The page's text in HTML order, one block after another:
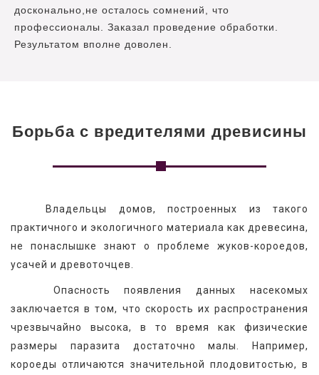
досконально,не осталось сомнений, что
профессионалы. Заказал проведение обработки.
Результатом вполне доволен.
Борьба с вредителями древисины
Владельцы домов, построенных из такого
практичного и экологичного материала как древесина,
не понаслышке знают о проблеме жуков-короедов,
усачей и древоточцев.
Опасность появления данных насекомых
заключается в том, что скорость их распространения
чрезвычайно высока, в то время как физические
размеры паразита достаточно малы. Например,
короеды отличаются значительной плодовитостью, в